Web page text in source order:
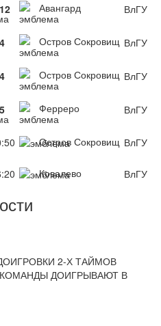
12 Авангард
ВлГУ
4 Остров Сокровищ ВлГУ
4 Остров Сокровищ ВлГУ
5 Ферреро
ВлГУ
Остров Сокровищ ВлГУ
Ковалево ВлГУ
2-Х ТАЙМОВ
ДОИГРЫВАЮТ В